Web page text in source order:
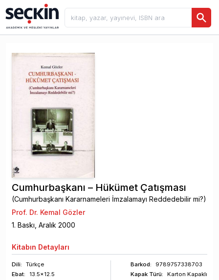
Cumhurbaşkanı – Hükümet Çatışması
(Cumhurbaşkanı Kararnameleri İmzalamayı Reddedebilir mi?)
Prof. Dr. Kemal Gözler
1. Baskı, Aralık 2000
Kitabın Detayları
Dili:
Türkçe
Ebat:
13.5x12.5
Barkod:
9789757338703
Kapak Türü:
Karton Kapaklı